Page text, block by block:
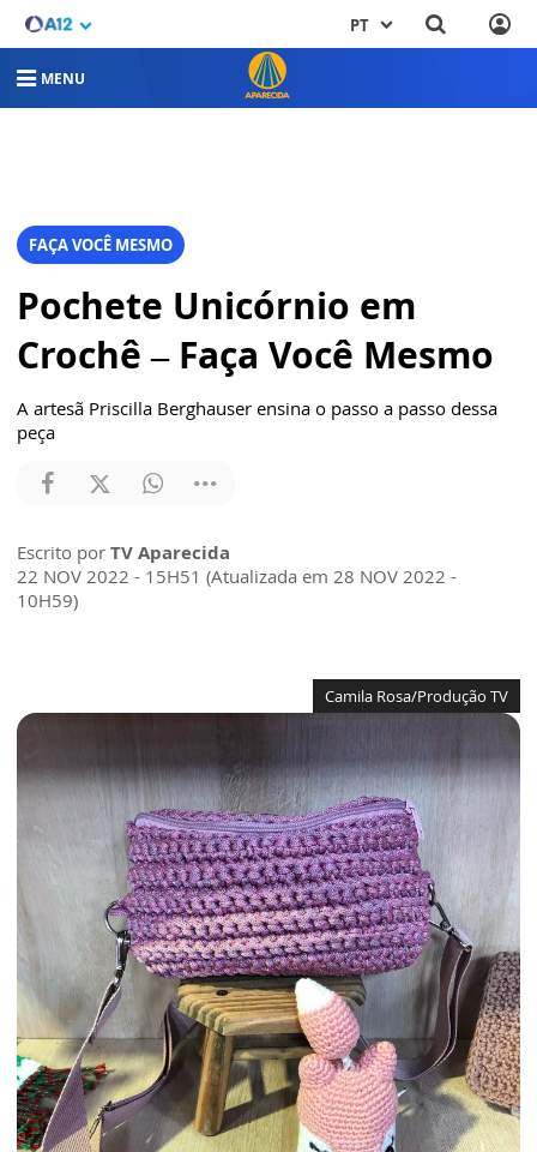
PT
MENU
FAÇA VOCÊ MESMO
Pochete Unicórnio em
Crochê – Faça Você Mesmo
A artesã Priscilla Berghauser ensina o passo a passo dessa
peça
Escrito por TV Aparecida
22 NOV 2022 - 15H51 (Atualizada em 28 NOV 2022 -
10H59)
Camila Rosa/Produção TV